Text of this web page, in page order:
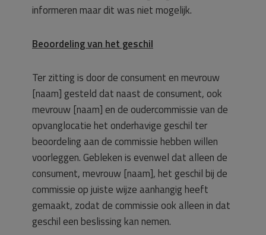
informeren maar dit was niet mogelijk.
Beoordeling van het geschil
Ter zitting is door de consument en mevrouw
[naam] gesteld dat naast de consument, ook
mevrouw [naam] en de oudercommissie van de
opvanglocatie het onderhavige geschil ter
beoordeling aan de commissie hebben willen
voorleggen. Gebleken is evenwel dat alleen de
consument, mevrouw [naam], het geschil bij de
commissie op juiste wijze aanhangig heeft
gemaakt, zodat de commissie ook alleen in dat
geschil een beslissing kan nemen.